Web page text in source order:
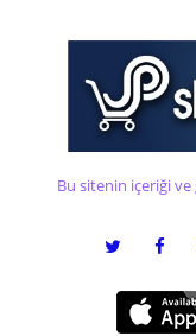
Bu sitenin içeriği